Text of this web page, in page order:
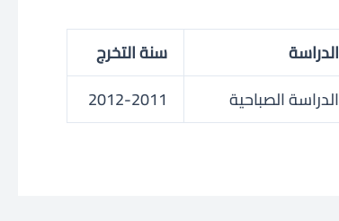
الدراسة
سنة التخرج
الدراسة الصباحية 2012-2011